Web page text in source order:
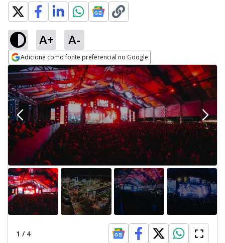
A+ A-
Adicione como fonte preferencial no Google
Opens in new window
1 / 4